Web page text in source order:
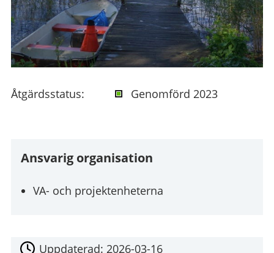
Åtgärdsstatus: Genomförd 2023
Ansvarig organisation
VA- och projektenheterna
Uppdaterad: 2026-03-16